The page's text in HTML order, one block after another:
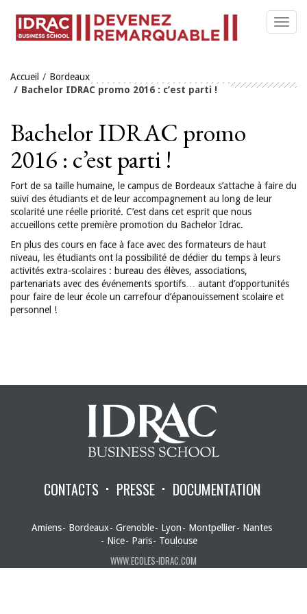
Accueil
Bordeaux
Bachelor IDRAC promo 2016 : c’est parti !
Bachelor IDRAC promo
2016 : c’est parti !
Fort de sa taille humaine, le campus de Bordeaux s’attache à faire du
suivi des étudiants et de leur accompagnement au long de leur
scolarité une réelle priorité. C’est dans cet esprit que nous
accueillons cette première promotion du Bachelor Idrac.
En plus des cours en face à face avec des formateurs de haut
niveau, les étudiants ont la possibilité de dédier du temps à leurs
activités extra-scolaires : bureau des élèves, associations,
partenariats avec des événements sportifs… autant d’opportunités
pour faire de leur école un carrefour d’épanouissement scolaire et
personnel !
CONTACTS PRESSE DOCUMENTATION
Amiens Bordeaux Grenoble Lyon Montpellier
Nantes
Nice
Paris Toulouse
WWW.ECOLES-IDRAC.COM